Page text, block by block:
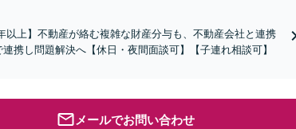
以上】不動産が絡む複雑な財産分与も、不動産会社と連携
携し問題解決へ【休日・夜間面談可】【子連れ相談可】
メールでお問い合わせ